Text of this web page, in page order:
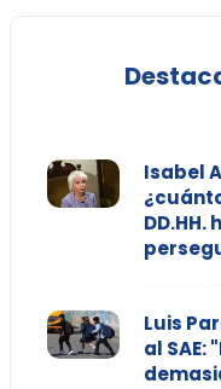
Isabel
Luis
al SAE: